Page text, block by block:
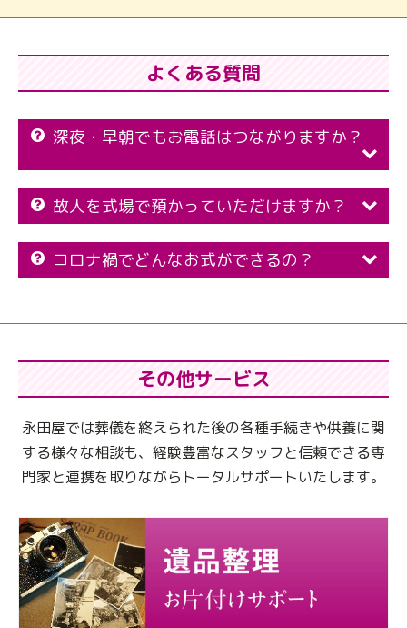
よくある質問
深夜・早朝でもお電話はつながりますか？
故人を式場で預かっていただけますか？
コロナ禍でどんなお式ができるの？
その他サービス
永田屋では葬儀を終えられた後の各種手続きや供養に関
する様々な相談も、 経験豊富なスタッフと信頼できる専
門家と連携を取りながらトータルサポートいたします。